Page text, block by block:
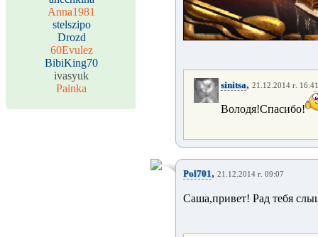
Anna1981
stelszipo
Drozd
60Evulez
BibiKing70
ivasyuk
Painka
sinitsa, 21.12.2014 г. 16:41
Володя!Спасибо!
Pol701, 21.12.2014 г. 09:07
Саша,привет! Рад тебя